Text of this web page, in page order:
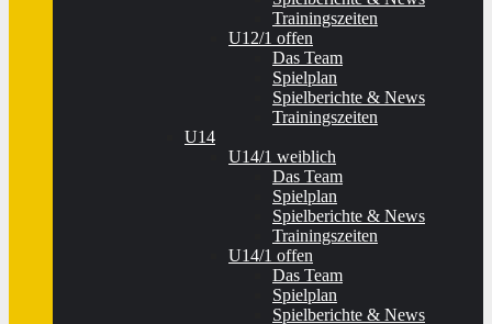
Trainingszeiten
U12/1 offen
Das Team
Spielplan
Spielberichte & News
Trainingszeiten
U14
U14/1 weiblich
Das Team
Spielplan
Spielberichte & News
Trainingszeiten
U14/1 offen
Das Team
Spielplan
Spielberichte & News